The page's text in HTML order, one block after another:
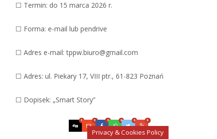
☐ Termin: do 15 marca 2026 r.
☐ Forma: e-mail lub pendrive
☐ Adres e-mail: tppw.biuro@gmail.com
☐ Adres: ul. Piekary 17, VIII ptr., 61-823 Poznań
☐ Dopisek: „Smart Story”
0 0 0 0 0 0
Privacy & Cookies Policy